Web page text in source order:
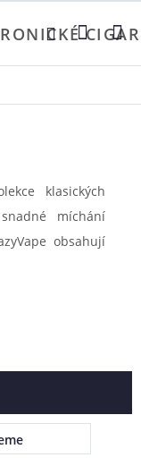
klasických
míchání
obsahují
se neustále
pohárky i